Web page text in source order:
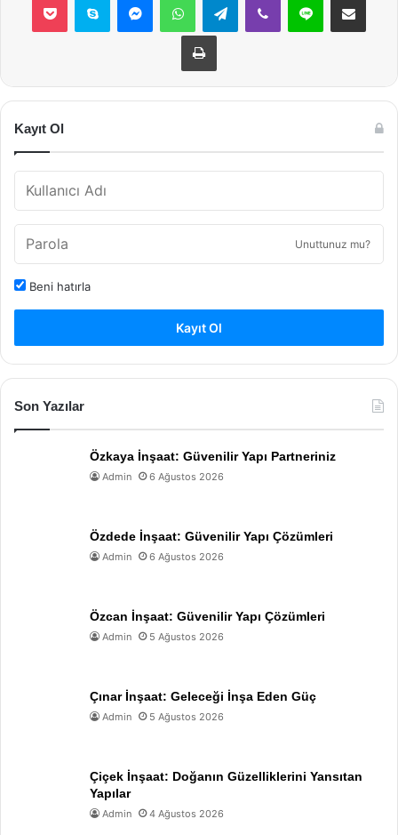
Yazdır
Kayıt Ol
Unuttunuz mu?
Beni hatırla
Kayıt Ol
Son Yazılar
Özkaya İnşaat: Güvenilir Yapı Partneriniz
Admin 6 Ağustos 2026
Özdede İnşaat: Güvenilir Yapı Çözümleri
Admin 6 Ağustos 2026
Özcan İnşaat: Güvenilir Yapı Çözümleri
Admin 5 Ağustos 2026
Çınar İnşaat: Geleceği İnşa Eden Güç
Admin 5 Ağustos 2026
Çiçek İnşaat: Doğanın Güzelliklerini Yansıtan
Yapılar
Admin 4 Ağustos 2026